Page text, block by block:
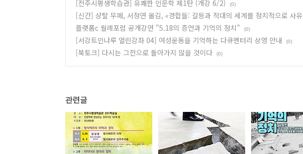
[전주시평생학습관] 유쾌한 인문학 제1탄 (개강 6/2)
(0)
[신간] 샹탈 무페, 서정연 옮김, «경합들: 갈등과 적대의 세계를 정치적으로 사
플랫폼c 월례포럼 공개강연 "5.18의 증언과 기억의 정치" (0)
[서강트인나루 열린강좌 04] 여성운동을 기억하는 다큐멘터리 상영 안내 (0)
[북토크] 다시는 그전으로 돌아가지 않을 것이다 (0)
관련글